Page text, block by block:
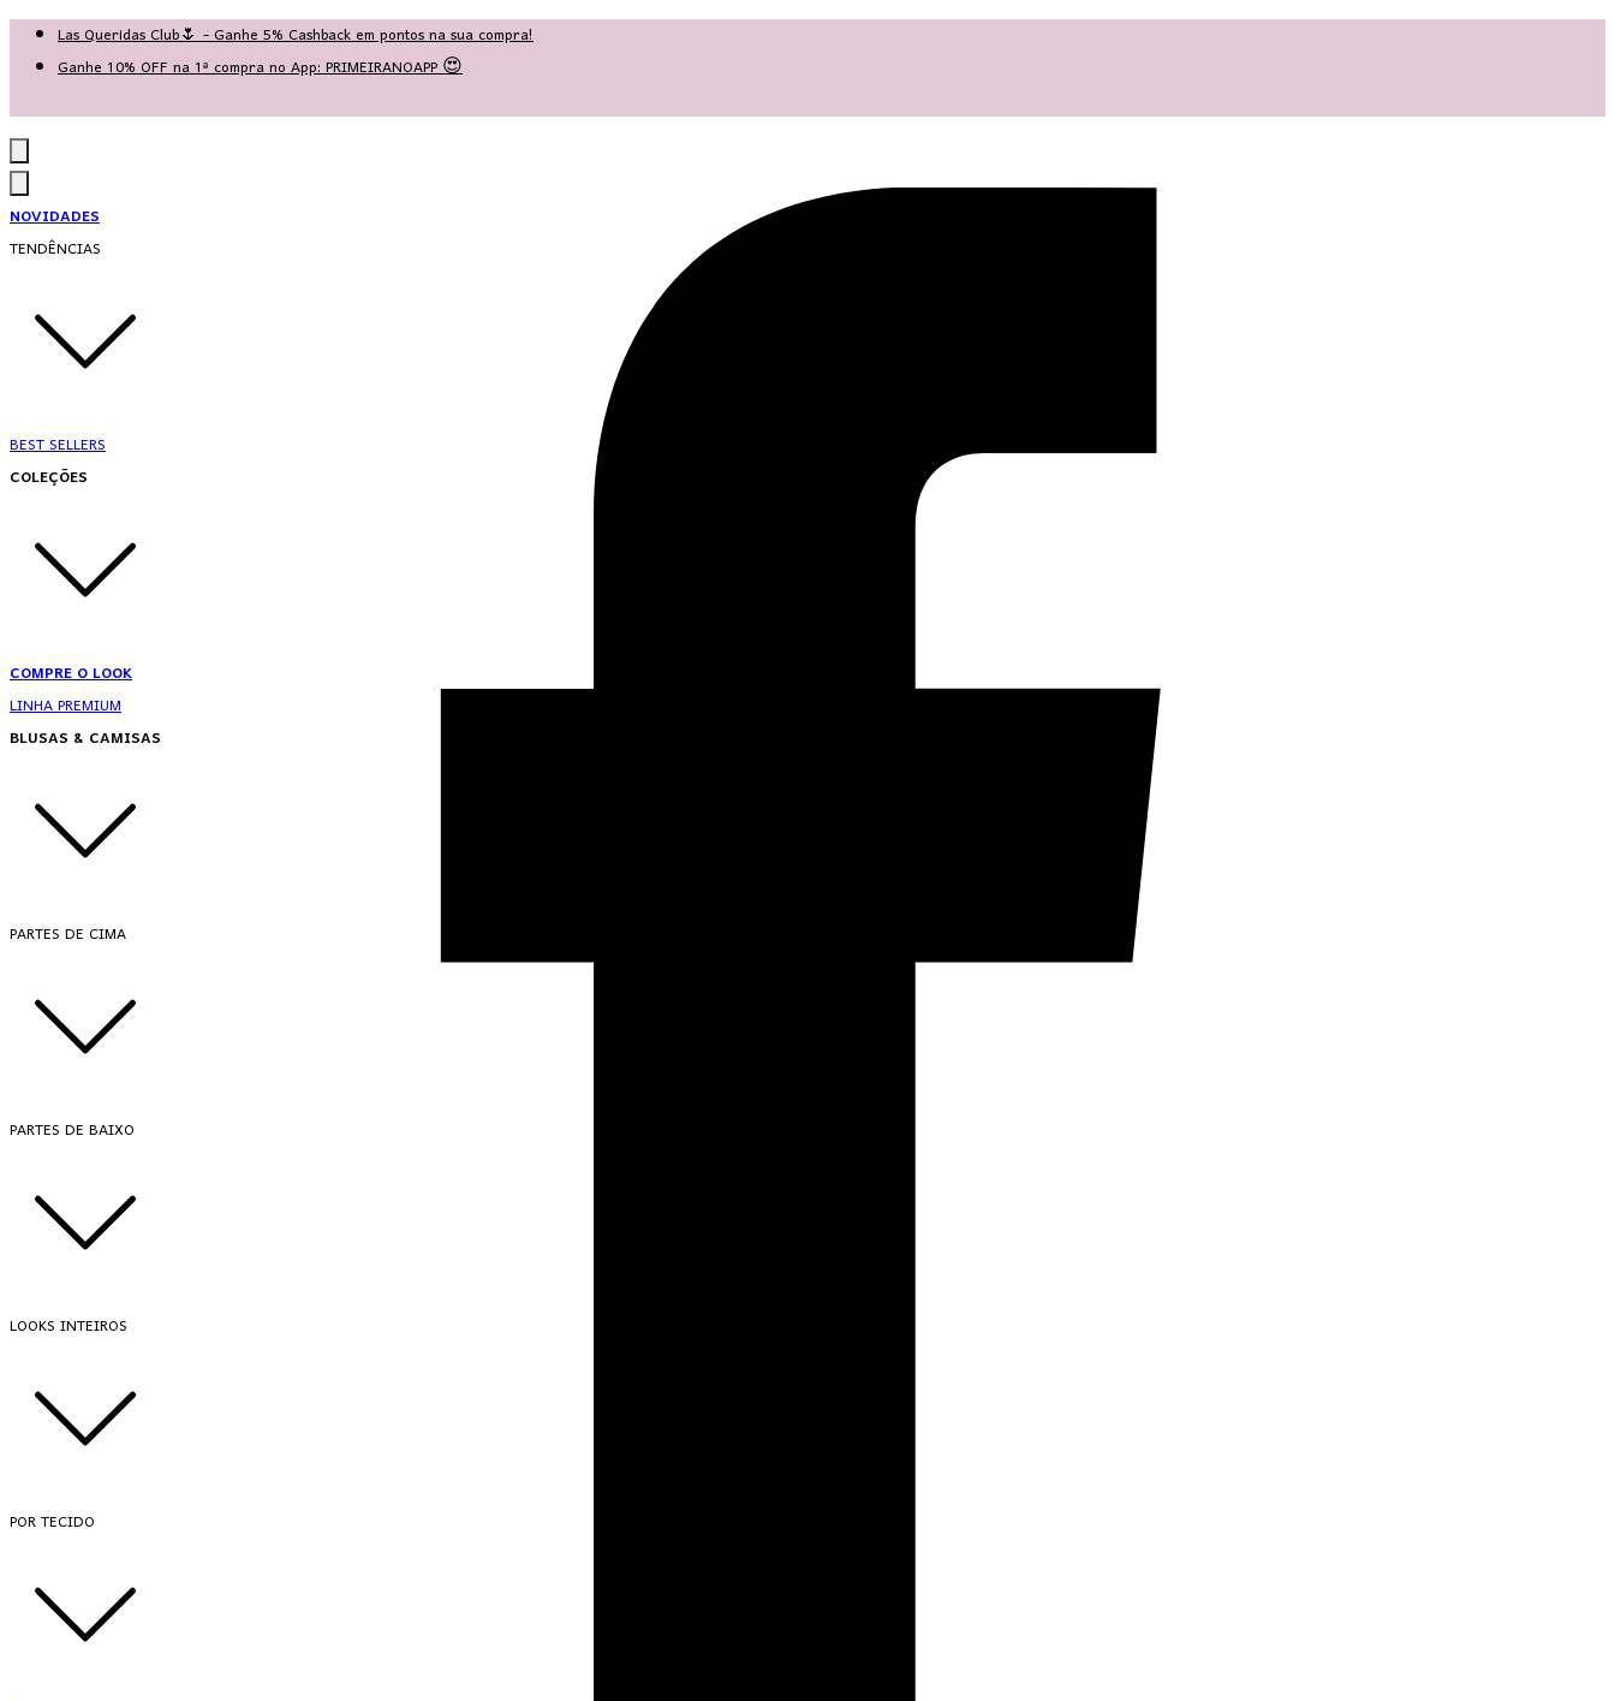
Las Queridas Club🌷 - Ganhe 5% Cashback em pontos na sua compra!
Ganhe 10% OFF na 1ª compra no App: PRIMEIRANOAPP 😍
NOVIDADES
TENDÊNCIAS
BEST SELLERS
COLEÇÕES
COMPRE O LOOK
LINHA PREMIUM
BLUSAS & CAMISAS
PARTES DE CIMA
PARTES DE BAIXO
LOOKS INTEIROS
POR TECIDO